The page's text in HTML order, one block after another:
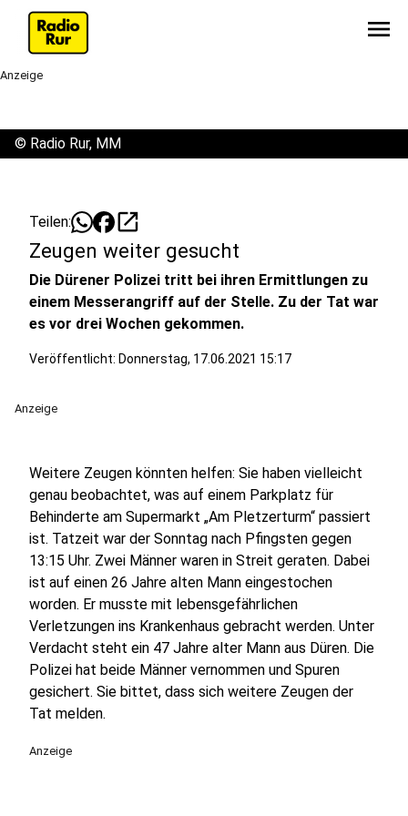
menu
Anzeige
© Radio Rur, MM
Teilen: open_in_new
Zeugen weiter gesucht
Die Dürener Polizei tritt bei ihren Ermittlungen zu
einem Messerangriff auf der Stelle. Zu der Tat war
es vor drei Wochen gekommen.
Veröffentlicht: Donnerstag, 17.06.2021 15:17
Anzeige
Weitere Zeugen könnten helfen: Sie haben vielleicht
genau beobachtet, was auf einem Parkplatz für
Behinderte am Supermarkt „Am Pletzerturm“ passiert
ist. Tatzeit war der Sonntag nach Pfingsten gegen
13:15 Uhr. Zwei Männer waren in Streit geraten. Dabei
ist auf einen 26 Jahre alten Mann eingestochen
worden. Er musste mit lebensgefährlichen
Verletzungen ins Krankenhaus gebracht werden. Unter
Verdacht steht ein 47 Jahre alter Mann aus Düren. Die
Polizei hat beide Männer vernommen und Spuren
gesichert. Sie bittet, dass sich weitere Zeugen der
Tat melden.
Anzeige